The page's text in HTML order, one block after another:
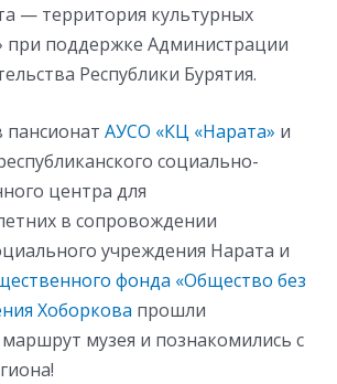
— территория культурных
при поддержке Администрации
Республики Бурятия.
пансионат АУСО «КЦ «Нарата» и
социально-
центра для
в сопровождении
учреждения Нарата и
фонда «Общество без
Хоборкова прошли
музея и познакомились с